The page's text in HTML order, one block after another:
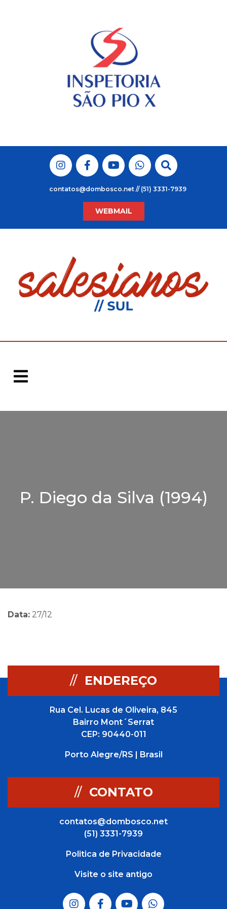
contatos@dombosco.net // (51) 3331-7939
WEBMAIL
P. Diego da Silva (1994)
Data: 27/12
// ENDEREÇO
Rua Cel. Lucas de Oliveira, 845
Bairro Mont´Serrat
CEP: 90440-011
Porto Alegre/RS | Brasil
// CONTATO
contatos@dombosco.net
(51) 3331-7939
Politica de Privacidade
Visite o site antigo